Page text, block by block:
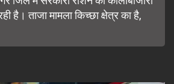
है। ताजा मामला किच्छा क्षेत्र का है,